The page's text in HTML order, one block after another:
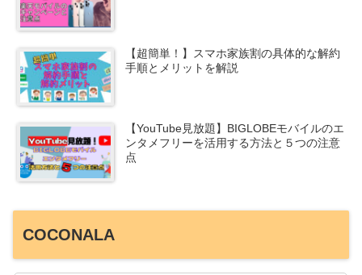
【超簡単！】スマホ家族割の具体的な解約
手順とメリットを解説
【YouTube見放題】BIGLOBEモバイルのエ
ンタメフリーを活用する方法と５つの注意
点
COCONALA